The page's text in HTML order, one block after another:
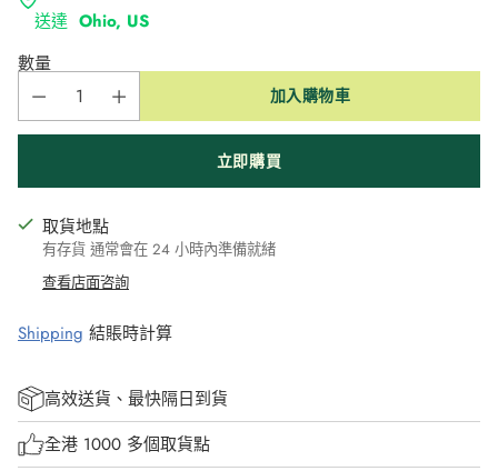
送達 Ohio, US
數量
加入購物車
立即購買
取貨地點
有存貨 通常會在 24 小時內準備就緒
查看店面咨詢
Shipping 結賬時計算
高效送貨、最快隔日到貨
全港 1000 多個取貨點